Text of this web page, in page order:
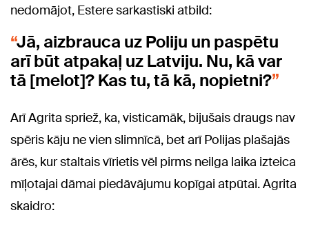
nedomājot, Estere sarkastiski atbild:
Jā, aizbrauca uz Poliju un paspētu
arī būt atpakaļ uz Latviju. Nu, kā var
tā [melot]? Kas tu, tā kā, nopietni?
Arī Agrita spriež, ka, visticamāk, bijušais draugs nav
spēris kāju ne vien slimnīcā, bet arī Polijas plašajās
ārēs, kur staltais vīrietis vēl pirms neilga laika izteica
mīļotajai dāmai piedāvājumu kopīgai atpūtai. Agrita
skaidro: